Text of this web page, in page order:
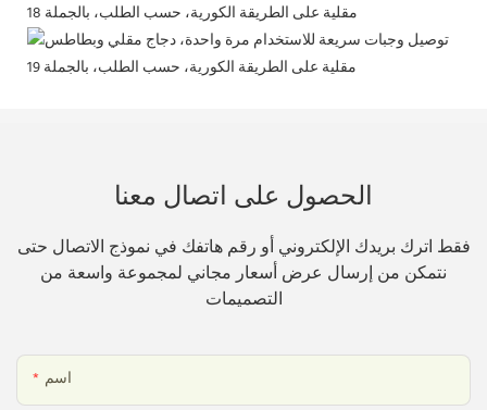
الحصول على اتصال معنا
فقط اترك بريدك الإلكتروني أو رقم هاتفك في نموذج الاتصال حتى
نتمكن من إرسال عرض أسعار مجاني لمجموعة واسعة من
التصميمات
اسم